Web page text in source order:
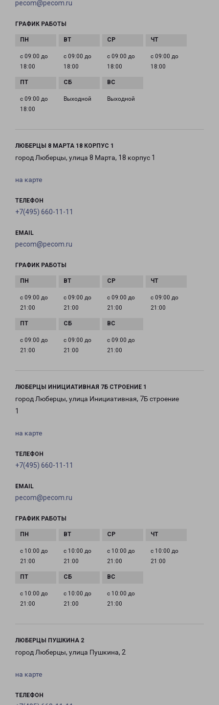
pecom@pecom.ru
ГРАФИК РАБОТЫ
с 09:00 до
18:00
с 09:00 до
18:00
с 09:00 до
18:00
с 09:00 до
18:00
с 09:00 до
18:00
Выходной Выходной
ЛЮБЕРЦЫ 8 МАРТА 18 КОРПУС 1
город Люберцы, улица 8 Марта, 18 корпус 1
на карте
ТЕЛЕФОН
+7(495) 660-11-11
EMAIL
pecom@pecom.ru
ГРАФИК РАБОТЫ
с 09:00 до
21:00
с 09:00 до
21:00
с 09:00 до
21:00
с 09:00 до
21:00
с 09:00 до
21:00
с 09:00 до
21:00
с 09:00 до
21:00
ЛЮБЕРЦЫ ИНИЦИАТИВНАЯ 7Б СТРОЕНИЕ 1
город Люберцы, улица Инициативная, 7Б строение
1
на карте
ТЕЛЕФОН
+7(495) 660-11-11
EMAIL
pecom@pecom.ru
ГРАФИК РАБОТЫ
с 10:00 до
21:00
с 10:00 до
21:00
с 10:00 до
21:00
с 10:00 до
21:00
с 10:00 до
21:00
с 10:00 до
21:00
с 10:00 до
21:00
ЛЮБЕРЦЫ ПУШКИНА 2
город Люберцы, улица Пушкина, 2
на карте
ТЕЛЕФОН